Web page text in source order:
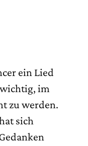
ein Lied
im
zu werden.
sich